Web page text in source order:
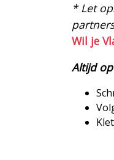
* Let
Wil je
Altijd